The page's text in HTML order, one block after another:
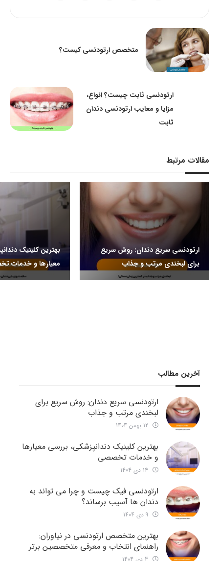
متخصص ارتودنسی کیست؟
ارتودنسی ثابت چیست؟ انواع،
مزایا و معایب ارتودنسی دندان
ثابت
مقالات مرتبط
ارتودنسی سریع دندان: روش سریع
برای لبخندی مرتب و جذاب
بهترین کلینیک
معیارها و خدمات
آخرین مطالب
ارتودنسی سریع دندان: روش سریع برای
لبخندی مرتب و جذاب
بهترین کلینیک دندانپزشکی، بررسی معیارها
و خدمات تخصصی
ارتودنسی فیک چیست و چرا می تواند به
دندان ها آسیب برساند؟
بهترین متخصص ارتودنسی در نیاوران:
راهنمای انتخاب و معرفی متخصصین برتر